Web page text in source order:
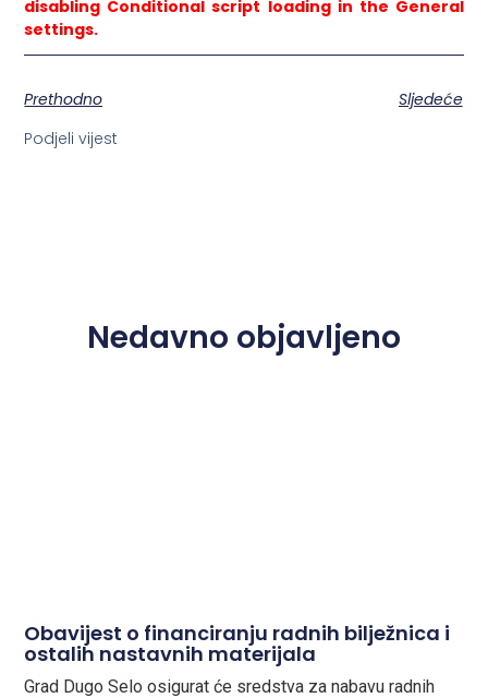
disabling Conditional script loading in the General
settings.
Prethodno
Sljedeće
Podjeli vijest
Nedavno objavljeno
Obavijest o financiranju radnih bilježnica i
ostalih nastavnih materijala
Grad Dugo Selo osigurat će sredstva za nabavu radnih